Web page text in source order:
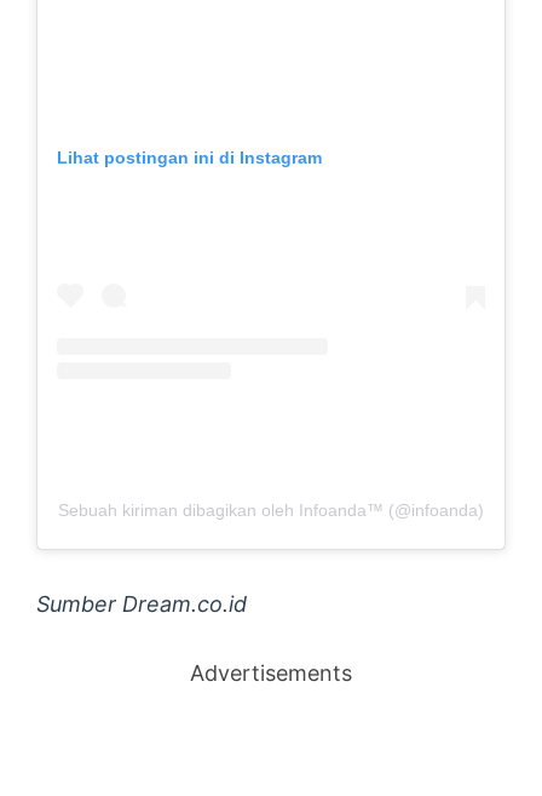
Lihat postingan ini di Instagram
Sebuah kiriman dibagikan oleh Infoanda™ (@infoanda)
Sumber Dream.co.id
Advertisements